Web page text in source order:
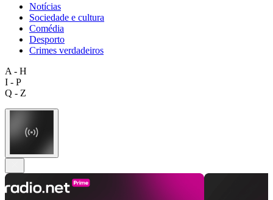
Notícias
Sociedade e cultura
Comédia
Desporto
Crimes verdadeiros
A - H
I - P
Q - Z